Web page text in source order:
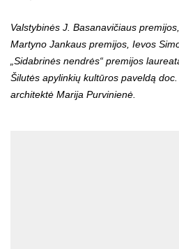
Valstybinės J. Basanavičiaus
Martyno Jankaus premijos, Ievos
„Sidabrinės nendrės“ premijos
Šilutės apylinkių kultūros paveldą
architektė Marija Purvinienė.